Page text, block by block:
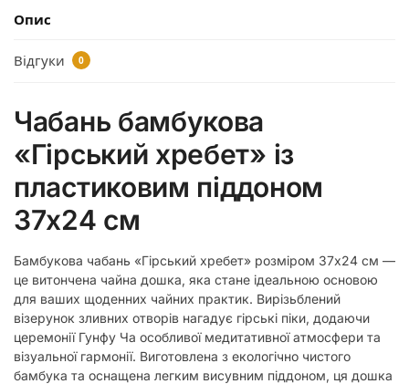
Опис
Відгуки 0
Чабань бамбукова
«Гірський хребет» із
пластиковим піддоном
37х24 см
Бамбукова чабань «Гірський хребет» розміром 37х24 см —
це витончена чайна дошка, яка стане ідеальною основою
для ваших щоденних чайних практик. Вирізьблений
візерунок зливних отворів нагадує гірські піки, додаючи
церемонії Гунфу Ча особливої медитативної атмосфери та
візуальної гармонії. Виготовлена з екологічно чистого
бамбука та оснащена легким висувним піддоном, ця дошка